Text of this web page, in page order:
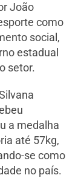
João
como
social,
estadual
setor.
a medalha
até 57kg,
se como
no país.